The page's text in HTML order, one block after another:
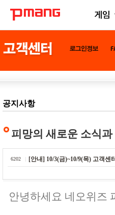
게임
공지사항
피망의 새로운 소식
6202 [안내] 10/3(금)~10/9(목) 고객센
안녕하세요 네오위즈